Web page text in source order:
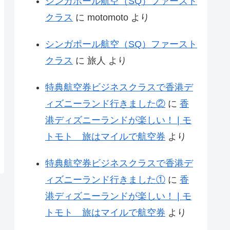
クラス に motomoto より
シンガポール航空（SQ）ファースト
クラス に 旅人 より
特典航空券ビジネスクラスで香港デ
ィズニーランド行きました② に 香
港ディズニーランドが楽しい！ | モ
トモト 旅はマイルで航空券 より
特典航空券ビジネスクラスで香港デ
ィズニーランド行きました① に 香
港ディズニーランドが楽しい！ | モ
トモト 旅はマイルで航空券 より